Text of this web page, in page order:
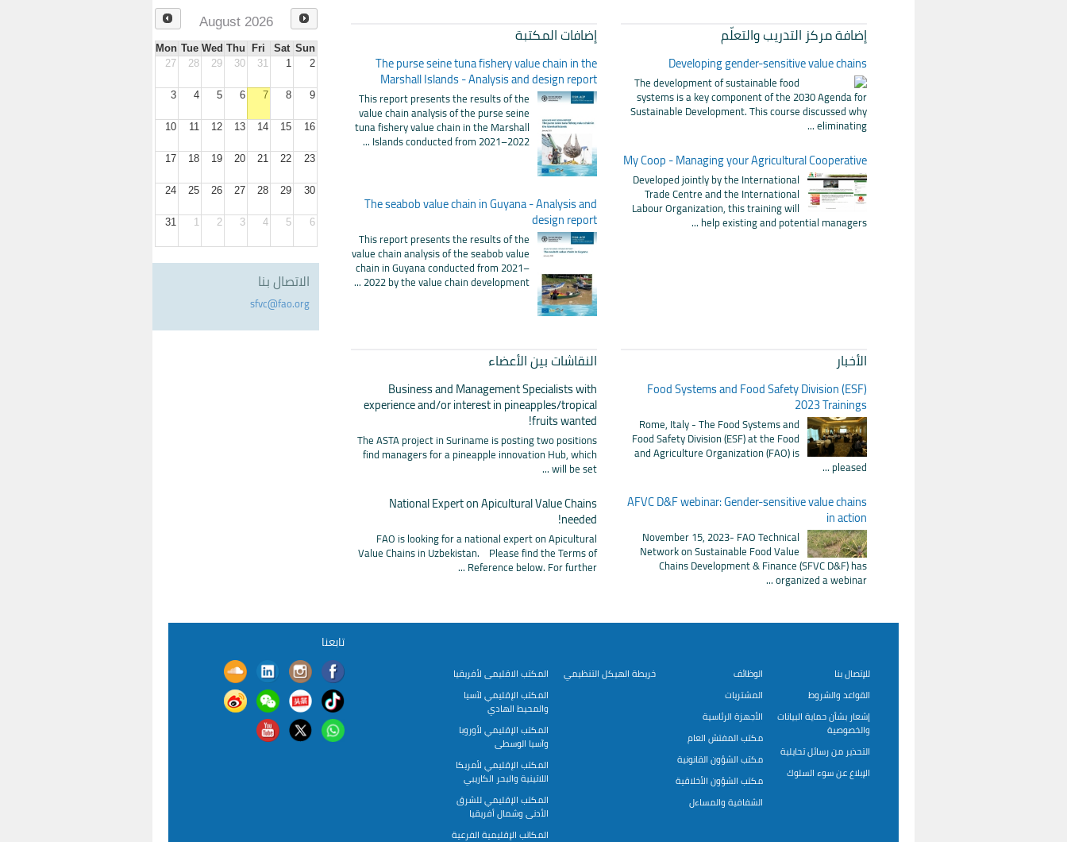
إضافات المكتبة
The purse seine tuna fishery value chain in the
Marshall Islands - Analysis and design report
This report presents the results of the
value chain analysis of the purse seine
tuna fishery value chain in the Marshall
Islands conducted from 2021–2022 ...
The seabob value chain in Guyana - Analysis and
design report
This report presents the results of the
value chain analysis of the seabob value
chain in Guyana conducted from 2021–
2022 by the value chain development ...
إضافة مركز التدريب والتعلّم
Developing gender-sensitive value chains
The development of sustainable food
systems is a key component of the 2030 Agenda for
Sustainable Development. This course discussed why
eliminating ...
My Coop - Managing your Agricultural Cooperative
Developed jointly by the International
Trade Centre and the International
Labour Organization, this training will
help existing and potential managers ...
النقاشات بين الأعضاء
Business and Management Specialists with
experience and/or interest in pineapples/tropical
fruits wanted!
The ASTA project in Suriname is posting two positions
find managers for a pineapple innovation Hub, which
will be set ...
National Expert on Apicultural Value Chains
needed!
FAO is looking for a national expert on Apicultural
Value Chains in Uzbekistan. Please find the Terms of
Reference below. For further ...
الأخبار
Food Systems and Food Safety Division (ESF)
2023 Trainings
Rome, Italy - The Food Systems and
Food Safety Division (ESF) at the Food
and Agriculture Organization (FAO) is
pleased ...
AFVC D&F webinar: Gender-sensitive value chains
in action
November 15, 2023- FAO Technical
Network on Sustainable Food Value
Chains Development & Finance (SFVC D&F) has
organized a webinar ...
August 2026
Mon Tue Wed Thu Fri Sat Sun
27
28 29 30 31 1 2
3 4 5 6 7 8 9
10 11 12 13 14 15 16
17 18 19 20 21 22 23
24 25 26 27 28 29 30
31 1 2 3 4 5 6
الاتصال بنا
sfvc@fao.org
الوظائف
المشتريات
الأجهزة الرئاسية
مكتب المفتش العام
مكتب الشؤون القانونية
مكتب الشؤون الأخلاقية
الشفافية والمساءل
للإتصال بنا
القواعد والشروط
إشعار بشأن حماية البيانات
والخصوصية
التحذير من رسائل تحايلية
الإبلاغ عن سوء السلوك
المكتب الاقليمى لأفريقيا
المكتب الإقليمي لآسيا
والمحيط الهادي
المكتب الإقليمي لأوروبا
وآسيا الوسطى
المكتب الإقليمي لأمريكا
اللاتينية والبحر الكاريبي
المكتب الإقليمي للشرق
الأدنى وشمال أفريقيا
المكاتب الإقليمية الفرعية
خريطة الهيكل التنظيمي
تابعنا